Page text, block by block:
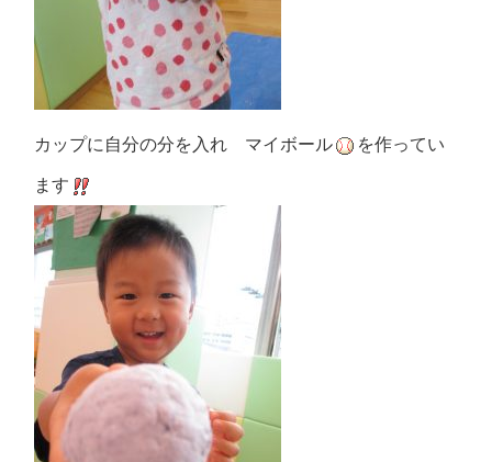
カップに自分の分を入れ マイボール を作ってい
ます